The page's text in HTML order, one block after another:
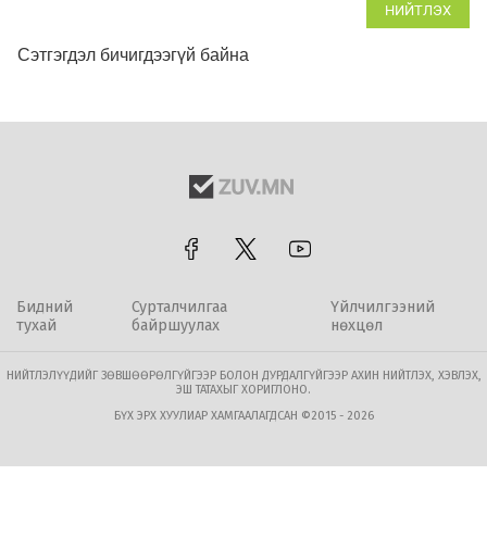
НИЙТЛЭХ
Сэтгэгдэл бичигдээгүй байна
Бидний
тухай
Сурталчилгаа
байршуулах
Үйлчилгээний
нөхцөл
НИЙТЛЭЛҮҮДИЙГ ЗӨВШӨӨРӨЛГҮЙГЭЭР БОЛОН ДУРДАЛГҮЙГЭЭР АХИН НИЙТЛЭХ, ХЭВЛЭХ,
ЭШ ТАТАХЫГ ХОРИГЛОНО.
БҮХ ЭРХ ХУУЛИАР ХАМГААЛАГДСАН ©2015 - 2026